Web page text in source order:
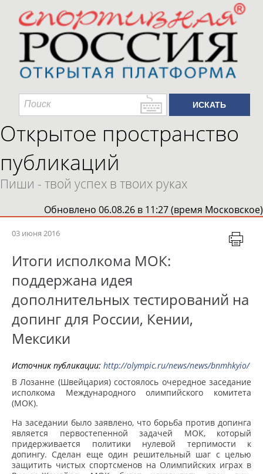
Открытое пространство
публикаций
Пиши - твой успех в твоих руках
Обновлено 06.08.26 в 11:27 (время Московское)
03 июня 2016
Итоги исполкома МОК:
поддержана идея
дополнительных тестирований на
допинг для России, Кении,
Мексики
Источник публикации: http://olympic.ru/news/news/bnmhkyio/
В Лозанне (Швейцария) состоялось очередное заседание
исполкома Международного олимпийского комитета
(МОК).
На заседании было заявлено, что борьба против допинга
является первостепенной задачей МОК, который
придерживается политики нулевой терпимости к
допингу. Сделан еще один решительный шаг с целью
защитить чистых спортсменов на Олимпийских играх в